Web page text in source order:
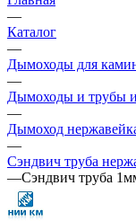
—
Каталог
—
Дымоходы для
—
Дымоходы и трубы
—
Дымоход
—
Сэндвич труба
—Сэндвич труба